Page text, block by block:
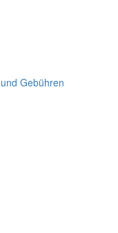
Gebühren